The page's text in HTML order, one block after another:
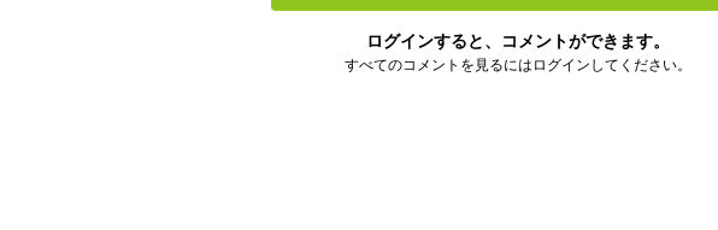
ログインすると、コメントができます。
すべてのコメントを見るにはログインしてください。